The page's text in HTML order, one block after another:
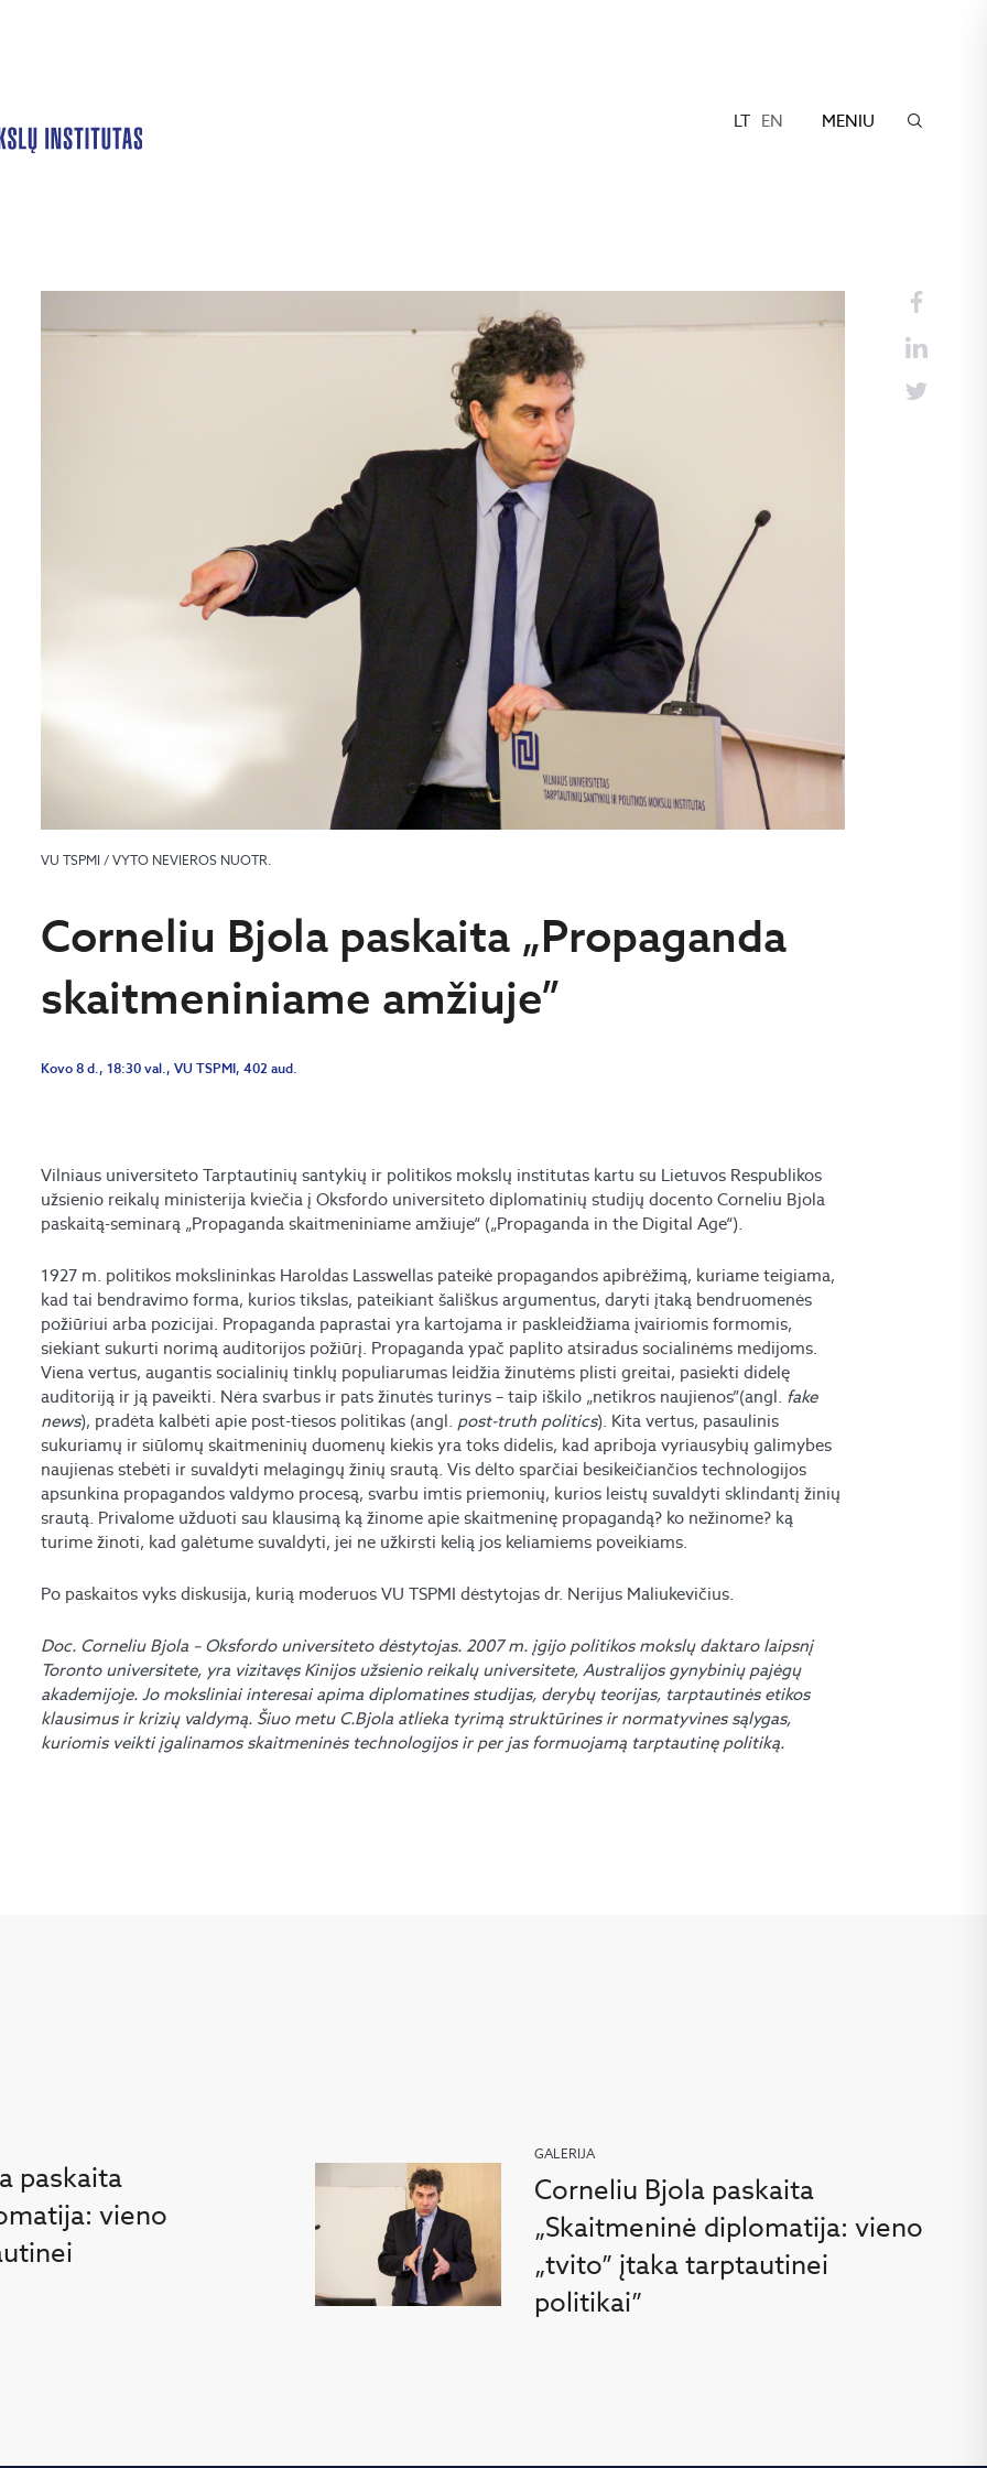
LT EN MENIU
VU TSPMI / VYTO NEVIEROS NUOTR.
Corneliu Bjola paskaita „Propaganda
skaitmeniniame amžiuje”
Kovo 8 d., 18:30 val., VU TSPMI, 402 aud.
Vilniaus universiteto Tarptautinių santykių ir politikos mokslų institutas kartu su Lietuvos Respublikos
užsienio reikalų ministerija kviečia į Oksfordo universiteto diplomatinių studijų docento Corneliu Bjola
paskaitą-seminarą „Propaganda skaitmeniniame amžiuje“ („Propaganda in the Digital Age“).
1927 m. politikos mokslininkas Haroldas Lasswellas pateikė propagandos apibrėžimą, kuriame teigiama,
kad tai bendravimo forma, kurios tikslas, pateikiant šališkus argumentus, daryti įtaką bendruomenės
požiūriui arba pozicijai. Propaganda paprastai yra kartojama ir paskleidžiama įvairiomis formomis,
siekiant sukurti norimą auditorijos požiūrį. Propaganda ypač paplito atsiradus socialinėms medijoms.
Viena vertus, augantis socialinių tinklų populiarumas leidžia žinutėms plisti greitai, pasiekti didelę
auditoriją ir ją paveikti. Nėra svarbus ir pats žinutės turinys – taip iškilo „netikros naujienos”(angl. fake
news), pradėta kalbėti apie post-tiesos politikas (angl. post-truth politics). Kita vertus, pasaulinis
sukuriamų ir siūlomų skaitmeninių duomenų kiekis yra toks didelis, kad apriboja vyriausybių galimybes
naujienas stebėti ir suvaldyti melagingų žinių srautą. Vis dėlto sparčiai besikeičiančios technologijos
apsunkina propagandos valdymo procesą, svarbu imtis priemonių, kurios leistų suvaldyti sklindantį žinių
srautą. Privalome užduoti sau klausimą ką žinome apie skaitmeninę propagandą? ko nežinome? ką
turime žinoti, kad galėtume suvaldyti, jei ne užkirsti kelią jos keliamiems poveikiams.
Po paskaitos vyks diskusija, kurią moderuos VU TSPMI dėstytojas dr. Nerijus Maliukevičius.
Doc. Corneliu Bjola – Oksfordo universiteto dėstytojas. 2007 m. įgijo politikos mokslų daktaro laipsnį
Toronto universitete, yra vizitavęs Kinijos užsienio reikalų universitete, Australijos gynybinių pajėgų
akademijoje. Jo moksliniai interesai apima diplomatines studijas, derybų teorijas, tarptautinės etikos
klausimus ir krizių valdymą. Šiuo metu C.Bjola atlieka tyrimą struktūrines ir normatyvines sąlygas,
kuriomis veikti įgalinamos skaitmeninės technologijos ir per jas formuojamą tarptautinę politiką.
paskaita
vieno
GALERIJA
Corneliu Bjola paskaita
„Skaitmeninė diplomatija: vieno
„tvito” įtaka tarptautinei
politikai”